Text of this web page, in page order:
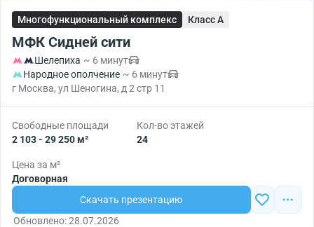
Многофункциональный комплекс Класс A
МФК Сидней сити
Шелепиха ~ 6 минут
Народное ополчение ~ 6 минут
г Москва, ул Шеногина, д 2 стр 11
Свободные площади
2 103 - 29 250 м²
Кол-во этажей
24
Цена за м²
Договорная
Скачать презентацию
Обновлено: 28.07.2026